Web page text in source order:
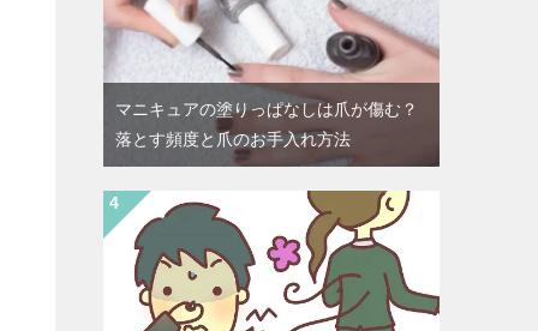
マニキュアの塗りっぱなしは爪が傷む？
落とす頻度と爪のお手入れ方法